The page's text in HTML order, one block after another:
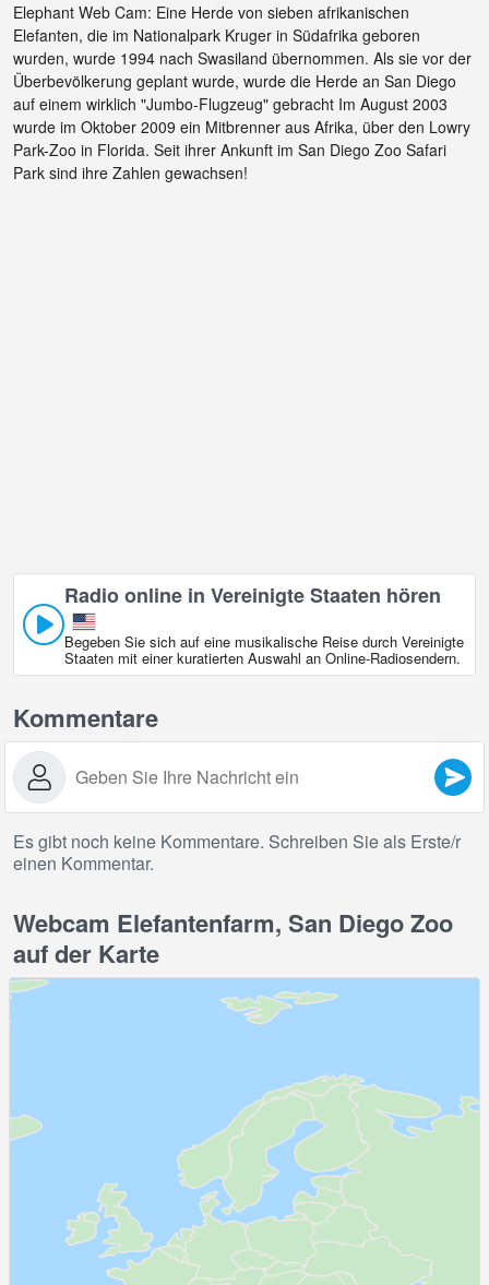
Elephant Web Cam: Eine Herde von sieben afrikanischen
Elefanten, die im Nationalpark Kruger in Südafrika geboren
wurden, wurde 1994 nach Swasiland übernommen. Als sie vor der
Überbevölkerung geplant wurde, wurde die Herde an San Diego
auf einem wirklich "Jumbo-Flugzeug" gebracht Im August 2003
wurde im Oktober 2009 ein Mitbrenner aus Afrika, über den Lowry
Park-Zoo in Florida. Seit ihrer Ankunft im San Diego Zoo Safari
Park sind ihre Zahlen gewachsen!
Radio online in Vereinigte Staaten hören
Begeben Sie sich auf eine musikalische Reise durch Vereinigte
Staaten mit einer kuratierten Auswahl an Online‑Radiosendern.
Kommentare
Es gibt noch keine Kommentare. Schreiben Sie als Erste/r
einen Kommentar.
Webcam Elefantenfarm, San Diego Zoo
auf der Karte